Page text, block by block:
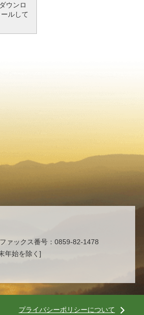
ウンロ
ルして
ァックス番号：0859-82-1478
年始を除く]
プライバシーポリシーについて